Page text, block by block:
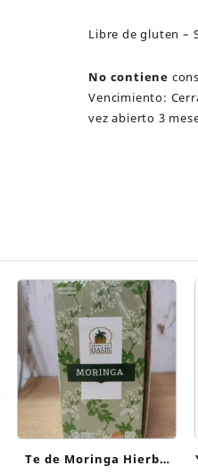
Libre de gluten –
No contiene
Vencimiento:
vez abierto 3
Te de Moringa Hierba